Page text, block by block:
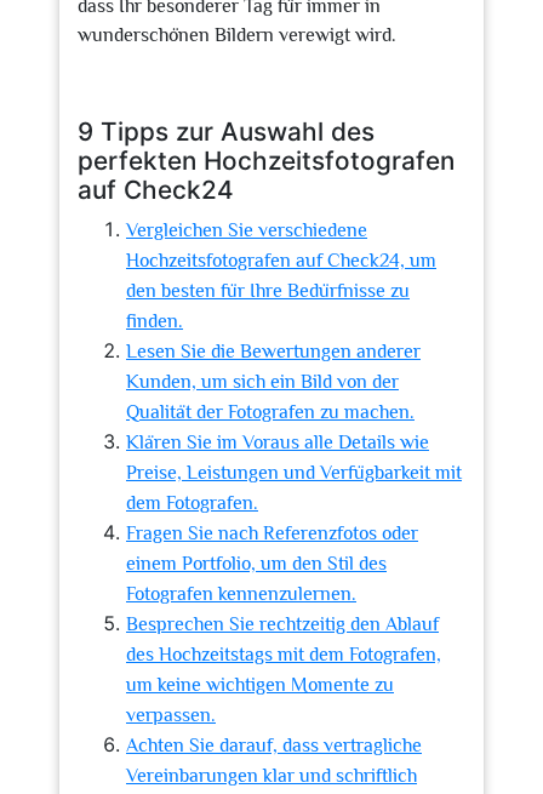
dass Ihr besonderer Tag für immer in
wunderschönen Bildern verewigt wird.
9 Tipps zur Auswahl des
perfekten Hochzeitsfotografen
auf Check24
Vergleichen Sie verschiedene
Hochzeitsfotografen auf Check24, um
den besten für Ihre Bedürfnisse zu
finden.
Lesen Sie die Bewertungen anderer
Kunden, um sich ein Bild von der
Qualität der Fotografen zu machen.
Klären Sie im Voraus alle Details wie
Preise, Leistungen und Verfügbarkeit mit
dem Fotografen.
Fragen Sie nach Referenzfotos oder
einem Portfolio, um den Stil des
Fotografen kennenzulernen.
Besprechen Sie rechtzeitig den Ablauf
des Hochzeitstags mit dem Fotografen,
um keine wichtigen Momente zu
verpassen.
Achten Sie darauf, dass vertragliche
Vereinbarungen klar und schriftlich